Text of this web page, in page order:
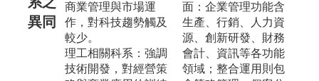
異同
商業管理與市場運
作，對科技趨勢觸及
較少。
理工相關科系：強調
技術開發，對經營策
面：企業管理功能含
生產、行銷、人力資
源、創新研發、財務
會計、資訊等各功能
領域；整合運用則包